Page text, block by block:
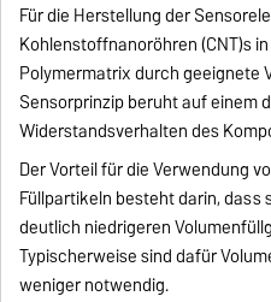
Für die Herstellung der
Kohlenstoffnanoröhren (CNT)s
Polymermatrix durch geeignete
Sensorprinzip beruht auf einem
Widerstandsverhalten des
Der Vorteil für die Verwendung
Füllpartikeln besteht darin,
deutlich niedrigeren
Typischerweise sind dafür
weniger notwendig.